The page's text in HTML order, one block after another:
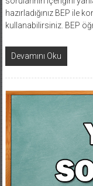
hazırladığınız BEP ile
kullanabilirsiniz. BEP
Devamını Oku